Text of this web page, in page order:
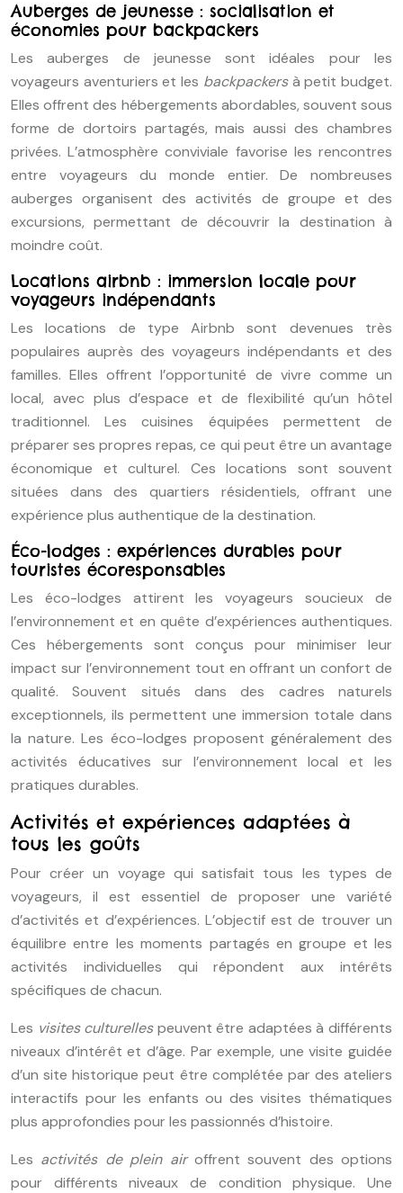
Auberges de jeunesse : socialisation et
économies pour backpackers
Les auberges de jeunesse sont idéales pour les
voyageurs aventuriers et les backpackersà petit budget.
Elles offrent des hébergements abordables, souvent sous
forme de dortoirs partagés, mais aussi des chambres
privées. L’atmosphère conviviale favorise les rencontres
entre voyageurs du monde entier. De nombreuses
auberges organisent des activités de groupe et des
excursions, permettant de découvrir la destination à
moindre coût.
Locations airbnb : immersion locale pour
voyageurs indépendants
Les locations de type Airbnb sont devenues très
populaires auprès des voyageurs indépendants et des
familles. Elles offrent l’opportunité de vivre comme un
local, avec plus d’espace et de flexibilité qu’un hôtel
traditionnel. Les cuisines équipées permettent de
préparer ses propres repas, ce qui peut être un avantage
économique et culturel. Ces locations sont souvent
situées dans des quartiers résidentiels, offrant une
expérience plus authentique de la destination.
Éco-lodges : expériences durables pour
touristes écoresponsables
Les éco-lodges attirent les voyageurs soucieux de
l’environnement et en quête d’expériences authentiques.
Ces hébergements sont conçus pour minimiser leur
impact sur l’environnement tout en offrant un confort de
qualité. Souvent situés dans des cadres naturels
exceptionnels, ils permettent une immersion totale dans
la nature. Les éco-lodges proposent généralement des
activités éducatives sur l’environnement local et les
pratiques durables.
Activités et expériences adaptées à
tous les goûts
Pour créer un voyage qui satisfait tous les types de
voyageurs, il est essentiel de proposer une variété
d’activités et d’expériences. L’objectif est de trouver un
équilibre entre les moments partagés en groupe et les
activités individuelles qui répondent aux intérêts
spécifiques de chacun.
Les visites culturellespeuvent être adaptées à différents
niveaux d’intérêt et d’âge. Par exemple, une visite guidée
d’un site historique peut être complétée par des ateliers
interactifs pour les enfants ou des visites thématiques
plus approfondies pour les passionnés d’histoire.
Les activités de plein air offrent souvent des options
pour différents niveaux de condition physique. Une